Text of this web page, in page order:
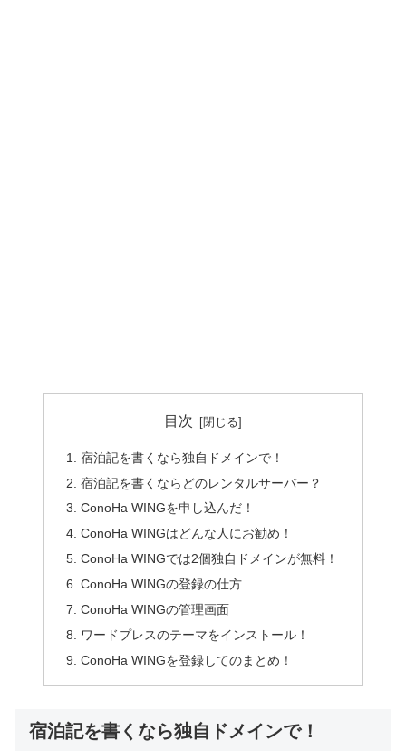
目次
宿泊記を書くなら独自ドメインで！
宿泊記を書くならどのレンタルサーバー？
ConoHa WINGを申し込んだ！
ConoHa WINGはどんな人にお勧め！
ConoHa WINGでは2個独自ドメインが無料！
ConoHa WINGの登録の仕方
ConoHa WINGの管理画面
ワードプレスのテーマをインストール！
ConoHa WINGを登録してのまとめ！
宿泊記を書くなら独自ドメインで！